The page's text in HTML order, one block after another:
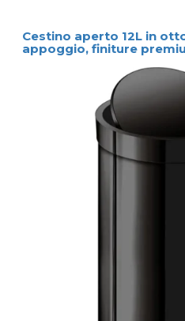
Cestino aperto 12L in
appoggio, finiture